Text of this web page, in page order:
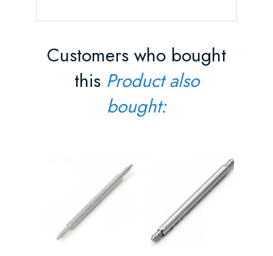
Customers who bought
this Product also
bought: